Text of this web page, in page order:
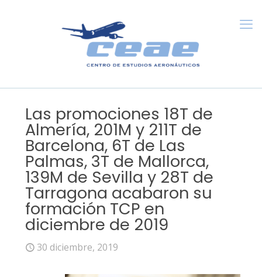
Las promociones 18T de
Almería, 201M y 211T de
Barcelona, 6T de Las
Palmas, 3T de Mallorca,
139M de Sevilla y 28T de
Tarragona acabaron su
formación TCP en
diciembre de 2019
30 diciembre, 2019